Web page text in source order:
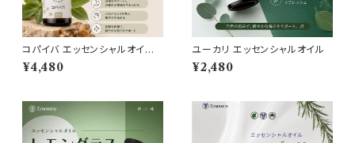
コパイバ エッセンシャルオイル 1
0ml
¥4,480
ユーカリ エッセンシャルオイル
¥2,480